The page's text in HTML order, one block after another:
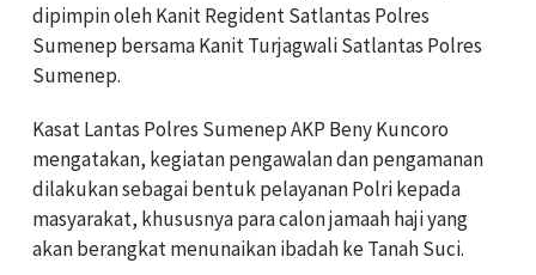
dipimpin oleh Kanit Regident Satlantas Polres
Sumenep bersama Kanit Turjagwali Satlantas Polres
Sumenep.
Kasat Lantas Polres Sumenep AKP Beny Kuncoro
mengatakan, kegiatan pengawalan dan pengamanan
dilakukan sebagai bentuk pelayanan Polri kepada
masyarakat, khususnya para calon jamaah haji yang
akan berangkat menunaikan ibadah ke Tanah Suci.